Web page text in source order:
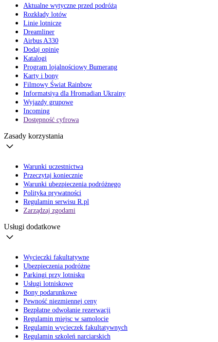
Aktualne wytyczne przed podróżą
Rozkłady lotów
Linie lotnicze
Dreamliner
Airbus A330
Dodaj opinię
Katalogi
Program lojalnościowy Bumerang
Karty i bony
Filmowy Świat Rainbow
Informatsiya dla Hromadian Ukrainy
Wyjazdy grupowe
Incoming
Dostępność cyfrowa
Zasady korzystania
Warunki uczestnictwa
Przeczytaj koniecznie
Warunki ubezpieczenia podróżnego
Polityka prywatności
Regulamin serwisu R.pl
Zarządzaj zgodami
Usługi dodatkowe
Wycieczki fakultatywne
Ubezpieczenia podróżne
Parkingi przy lotnisku
Usługi lotniskowe
Bony podarunkowe
Pewność niezmiennej ceny
Bezpłatne odwołanie rezerwacji
Regulamin miejsc w samolocie
Regulamin wycieczek fakultatywnych
Regulamin szkoleń narciarskich